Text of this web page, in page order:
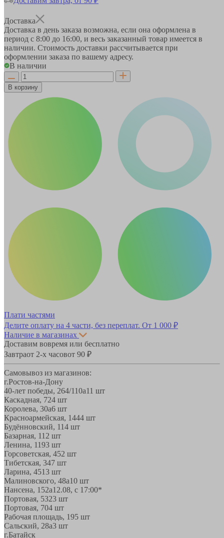
Доставка
Доставка в день заказа возможна, если она оформлена в
период с 8:00 до 16:00, и весь заказанный товар имеется в
наличии. Стоимость доставки рассчитывается при
оформлении заказа по вашему адресу.
В наличии
В корзину
Плати частями
Делите оплату на 4 части, без переплат. От 1 000 ₽
Наличие в магазинах
Доставим вовремя или бесплатно
Завтраот 2-х часовот 90 ₽
Самовывоз из магазинов:
г.Ростов-на-Дону
40-лет победы, 264/110а11 шт
Каскадная, 724 шт
Королева, 30а6 шт
Красноармейская, 1444 шт
Будённовский, 114 шт
Базарная, 11 2 шт
Ленина, 1193 шт
Горсоветская, 452 шт
Тибетская, 347 шт
Ларина, 4513 шт
Малиновского, 48а10 шт
Нансена, 152а12.08, с 17:00*
Портовая, 5323 шт
Портовая, 704 шт
Рабочая площадь, 195 шт
Сальский, 28a3 шт
г.Батайск